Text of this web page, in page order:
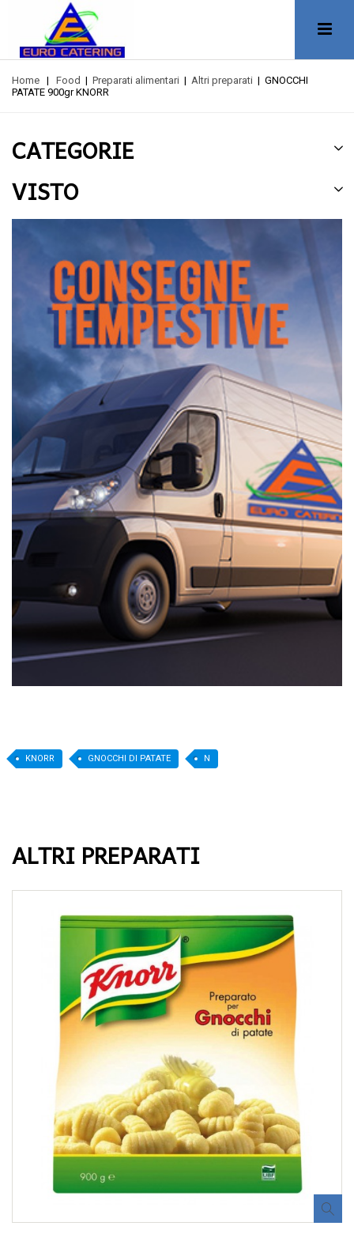
Home | Food | Preparati alimentari | Altri preparati | GNOCCHI
PATATE 900gr KNORR
CATEGORIE
VISTO
KNORR GNOCCHI DI PATATE N
ALTRI PREPARATI